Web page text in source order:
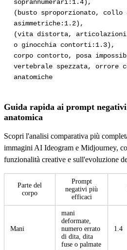
soprannumerari:1.4),
(busto sproporzionato,
asimmetriche:1.2),
(vita distorta,
o ginocchia contorti:1.3),
corpo contorto, posa
vertebrale spezzata, orrore
anatomiche
Guida rapida ai prompt
anatomica
Scopri l'analisi comparativa più
immagini AI Ideogram e Midjourney,
funzionalità creative e sull'evoluzione
Parte del
corpo
Prompt
negativi più
efficaci
Mani
mani
deformate,
numero errato
di dita, dita
fuse o palmate
1.4